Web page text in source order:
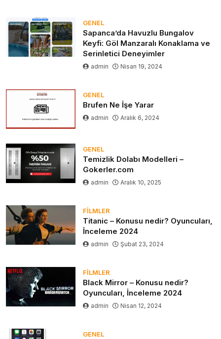
GENEL
Sapanca’da Havuzlu Bungalov
Keyfi: Göl Manzaralı Konaklama ve
Serinletici Deneyimler
admin Nisan 19, 2024
GENEL
Brufen Ne İşe Yarar
admin Aralık 6, 2024
GENEL
Temizlik Dolabı Modelleri –
Gokerler.com
admin Aralık 10, 2025
FILMLER
Titanic – Konusu nedir? Oyuncuları,
İnceleme 2024
admin Şubat 23, 2024
FILMLER
Black Mirror – Konusu nedir?
Oyuncuları, İnceleme 2024
admin Nisan 12, 2024
GENEL